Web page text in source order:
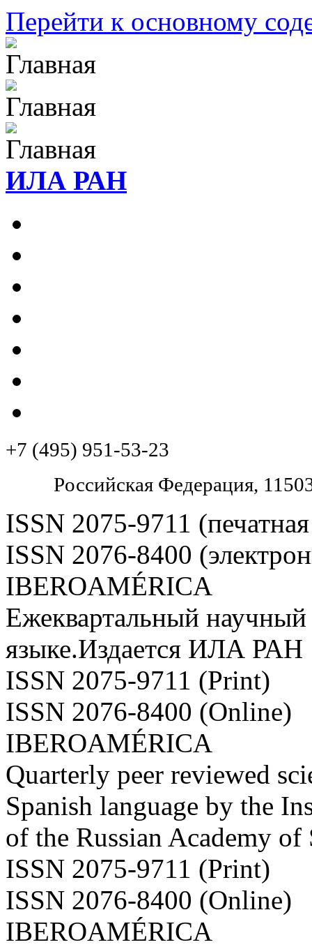
Перейти к основному
ИЛА РАН
+7 (495) 951-53-23
Pоссийская Федерация,
ISSN 2075-9711
ISSN 2076-8400
IBEROAMÉRICA
Ежеквартальный
языке.Издается ИЛА РАН
ISSN 2075-9711 (Print)
ISSN 2076-8400 (Online)
IBEROAMÉRICA
Quarterly peer reviewed
Spanish language by the
of the Russian Academy
ISSN 2075-9711 (Print)
ISSN 2076-8400 (Online)
IBEROAMÉRICA